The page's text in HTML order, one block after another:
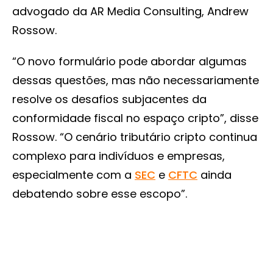
advogado da AR Media Consulting, Andrew
Rossow.
“O novo formulário pode abordar algumas
dessas questões, mas não necessariamente
resolve os desafios subjacentes da
conformidade fiscal no espaço cripto”, disse
Rossow. “O cenário tributário cripto continua
complexo para indivíduos e empresas,
especialmente com a SEC e CFTC ainda
debatendo sobre esse escopo”.